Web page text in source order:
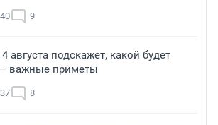
9
августа подскажет, какой будет
важные приметы
8